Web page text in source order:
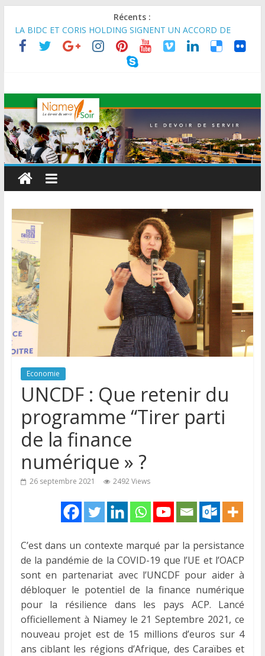
Récents :
MARADI : Le Président de la République, Chef de l’État, S.E le
Général d’Armée Abdourahamane Tiani, est arrivé à Maradi
pour la célébration de la 3ᵉ édition de la Journée Nationale de
LA BIDC ET CORIS HOLDING SIGNENT UN ACCORD DE
RENFORCER LES CHAÎNES DE VALEUR ALIMENTAIRES,
ÉNERGÉTIQUES ET AGRICOLES EN AFRIQUE DE L’OUEST
SEMAINE DU KAWAR 2026: Le Ministre de l’Intérieur, le
Général de Division Mohamed TOUMBA a reçu en audience
son homologue du Burkina Faso et délégation du Kawar.
BANQUE MONDIALE : L’IA offre un levier vital aux économies
en développement en panne de croissance (Communiqué)
AES : Le Chef de l’Etat a reçu en audience à Maradi les
Economie
UNCDF : Que retenir du
programme “Tirer parti
de la finance
numérique » ?
26 septembre 2021 2492 Views
C’est dans un contexte marqué par la persistance
de la pandémie de la COVID-19 que l’UE et l’OACP
sont en partenariat avec l’UNCDF pour aider à
débloquer le potentiel de la finance numérique
pour la résilience dans les pays ACP. Lancé
officiellement à Niamey le 21 Septembre 2021, ce
nouveau projet est de 15 millions d’euros sur 4
ans ciblant les régions d’Afrique, des Caraïbes et